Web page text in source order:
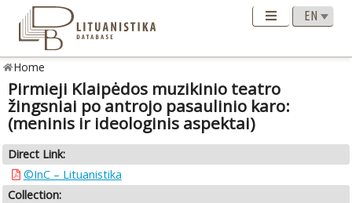
Home
Pirmieji Klaipėdos muzikinio teatro
žingsniai po antrojo pasaulinio karo:
(meninis ir ideologinis aspektai)
Direct Link:
©InC – Lituanistika
Collection: